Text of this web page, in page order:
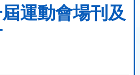
運動會場刊及